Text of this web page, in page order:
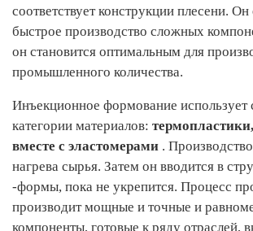
соответствует конструкции плесени.
быстрое производство сложных
он становится оптимальным для
промышленного количества.
Инъекционное формование
категории материалов:
вместе с эластомерами .
нагрева сырья. Затем он вводится в
-формы, пока не укрепится. Процесс
производит мощные и точные и
компоненты, готовые к ряду отраслей,